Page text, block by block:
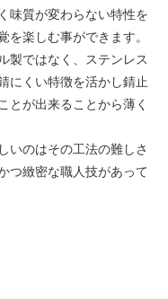
味質が変わらない特性を
を楽しむ事ができます。
製ではなく、ステンレス
にくい特徴を活かし錆止
とが出来ることから薄く
いのはその工法の難しさ
つ緻密な職人技があって